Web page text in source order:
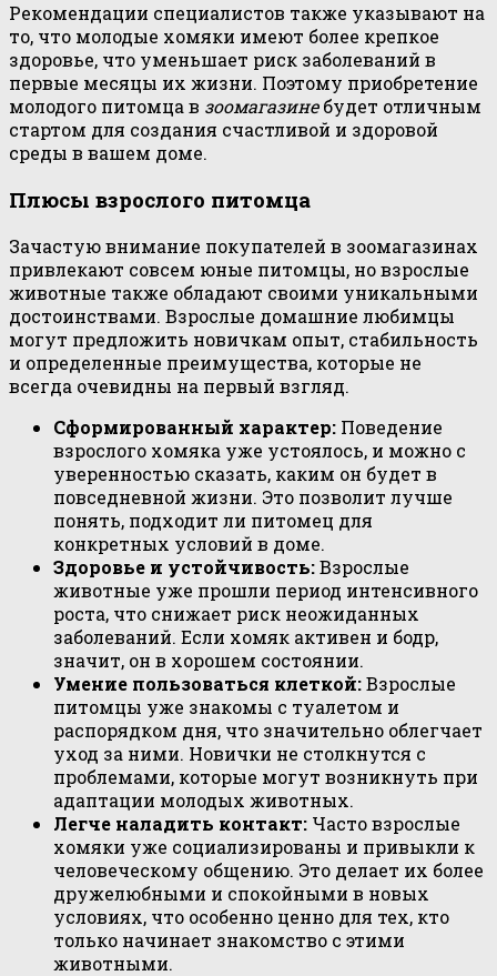
Рекомендации специалистов также указывают на
то, что молодые хомяки имеют более крепкое
здоровье, что уменьшает риск заболеваний в
первые месяцы их жизни. Поэтому приобретение
молодого питомца в зоомагазинебудет отличным
стартом для создания счастливой и здоровой
среды в вашем доме.
Плюсы взрослого питомца
Зачастую внимание покупателей в зоомагазинах
привлекают совсем юные питомцы, но взрослые
животные также обладают своими уникальными
достоинствами. Взрослые домашние любимцы
могут предложить новичкам опыт, стабильность
и определенные преимущества, которые не
всегда очевидны на первый взгляд.
Сформированный характер: Поведение
взрослого хомяка уже устоялось, и можно с
уверенностью сказать, каким он будет в
повседневной жизни. Это позволит лучше
понять, подходит ли питомец для
конкретных условий в доме.
Здоровье и устойчивость:Взрослые
животные уже прошли период интенсивного
роста, что снижает риск неожиданных
заболеваний. Если хомяк активен и бодр,
значит, он в хорошем состоянии.
Умение пользоваться клеткой:Взрослые
питомцы уже знакомы с туалетом и
распорядком дня, что значительно облегчает
уход за ними. Новички не столкнутся с
проблемами, которые могут возникнуть при
адаптации молодых животных.
Легче наладить контакт: Часто взрослые
хомяки уже социализированы и привыкли к
человеческому общению. Это делает их более
дружелюбными и спокойными в новых
условиях, что особенно ценно для тех, кто
только начинает знакомство с этими
животными.